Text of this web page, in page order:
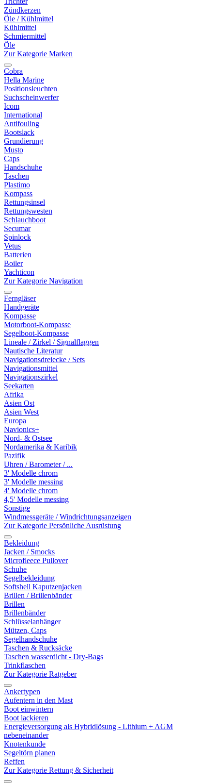
Zündkerzen
Öle / Kühlmittel
Kühlmittel
Schmiermittel
Öle
Zur Kategorie Marken
Cobra
Hella Marine
Positionsleuchten
Suchscheinwerfer
Icom
International
Antifouling
Bootslack
Grundierung
Musto
Caps
Handschuhe
Taschen
Plastimo
Kompass
Rettungsinsel
Rettungswesten
Schlauchboot
Secumar
Spinlock
Vetus
Batterien
Boiler
Yachticon
Zur Kategorie Navigation
Ferngläser
Handgeräte
Kompasse
Motorboot-Kompasse
Segelboot-Kompasse
Lineale / Zirkel / Signalflaggen
Nautische Literatur
Navigationsdreiecke / Sets
Navigationsmittel
Navigationszirkel
Seekarten
Afrika
Asien Ost
Asien West
Europa
Navionics+
Nord- & Ostsee
Nordamerika & Karibik
Pazifik
Uhren / Barometer / ...
3' Modelle chrom
3' Modelle messing
4' Modelle chrom
4,5' Modelle messing
Sonstige
Windmessgeräte / Windrichtungsanzeigen
Zur Kategorie Persönliche Ausrüstung
Bekleidung
Jacken / Smocks
Microfleece Pullover
Schuhe
Segelbekleidung
Softshell Kaputzenjacken
Brillen / Brillenbänder
Brillen
Brillenbänder
Schlüsselanhänger
Mützen, Caps
Segelhandschuhe
Taschen & Rucksäcke
Taschen wasserdicht - Dry-Bags
Trinkflaschen
Zur Kategorie Ratgeber
Ankertypen
Aufentern in den Mast
Boot einwintern
Boot lackieren
Energieversorgung als Hybridlösung - Lithium + AGM
nebeneinander
Knotenkunde
Segeltörn planen
Reffen
Zur Kategorie Rettung & Sicherheit